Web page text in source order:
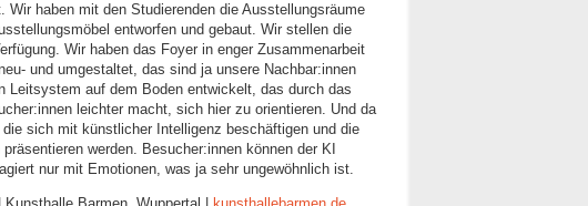
Wir haben mit den Studierenden die Ausstellungsräume
entworfen und gebaut. Wir stellen die
Wir haben das Foyer in enger Zusammenarbeit
und umgestaltet, das sind ja unsere Nachbar:innen
Leitsystem auf dem Boden entwickelt, das durch das
leichter macht, sich hier zu orientieren. Und da
sich mit künstlicher Intelligenz beschäftigen und die
werden. Besucher:innen können der KI
nur mit Emotionen, was ja sehr ungewöhnlich ist.